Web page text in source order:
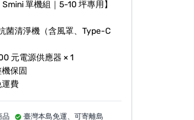
單機組｜5-10 坪專用】
菌清淨機（含風罩、Type-C
元電源供應器 × 1
保固
費
品
臺灣本島免運、可寄離島